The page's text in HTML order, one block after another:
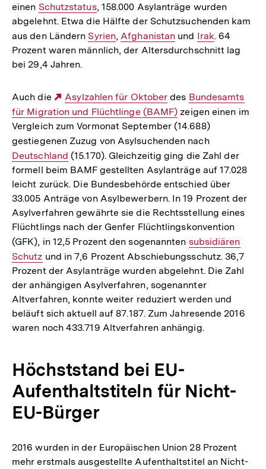
einen Interner
Link:
Schutzstatus, 158.000 Asylanträge wurden
abgelehnt. Etwa die Hälfte der Schutzsuchenden kam
aus den Ländern Interner
Link:
Syrien,Interner
Link:
Afghanistan und Interner
Link:
Irak. 64
Prozent waren männlich, der Altersdurchschnitt lag
bei 29,4 Jahren.
Auch die
Externer
Link:
Asylzahlen für Oktober des Interner
Link:
Bundesamts
für Migration und Flüchtlinge (BAMF) zeigen einen im
Vergleich zum Vormonat September (14.688)
gestiegenen Zuzug von Asylsuchenden nachInterner
Link:
Deutschland (15.170). Gleichzeitig ging die Zahl der
formell beim BAMF gestellten Asylanträge auf 17.028
leicht zurück. Die Bundesbehörde entschied über
33.005 Anträge von Asylbewerbern. In 19 Prozent der
Asylverfahren gewährte sie die Rechtsstellung eines
Flüchtlings nach der Genfer Flüchtlingskonvention
(GFK), in 12,5 Prozent den sogenannten Interner
Link:
subsidiären
Schutz und in 7,6 Prozent Abschiebungsschutz. 36,7
Prozent der Asylanträge wurden abgelehnt. Die Zahl
der anhängigen Asylverfahren, sogenannter
Altverfahren, konnte weiter reduziert werden und
beläuft sich aktuell auf 87.187. Zum Jahresende 2016
waren noch 433.719 Altverfahren anhängig.
Höchststand bei EU-
Aufenthaltstiteln für Nicht-
EU-Bürger
2016 wurden in der Europäischen Union 28 Prozent
mehr erstmals ausgestellte Aufenthaltstitel an Nicht-